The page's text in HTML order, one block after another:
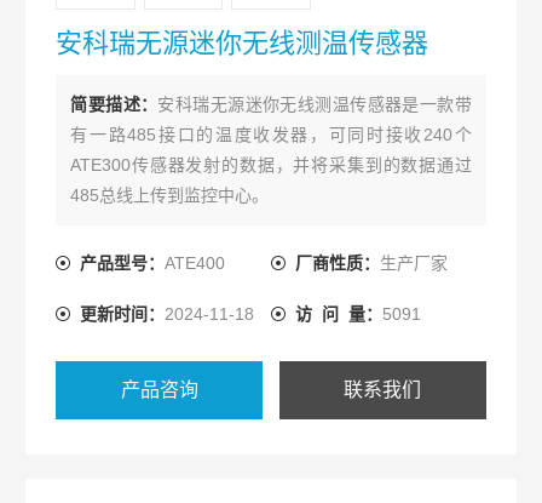
安科瑞无源迷你无线测温传感器
简要描述： 安科瑞无源迷你无线测温传感器是一款带
有一路485接口的温度收发器，可同时接收240个
ATE300传感器发射的数据，并将采集到的数据通过
485总线上传到监控中心。
产品型号：ATE400 厂商性质： 生产厂家
更新时间： 2024-11-18 访 问 量： 5091
产品咨询 联系我们